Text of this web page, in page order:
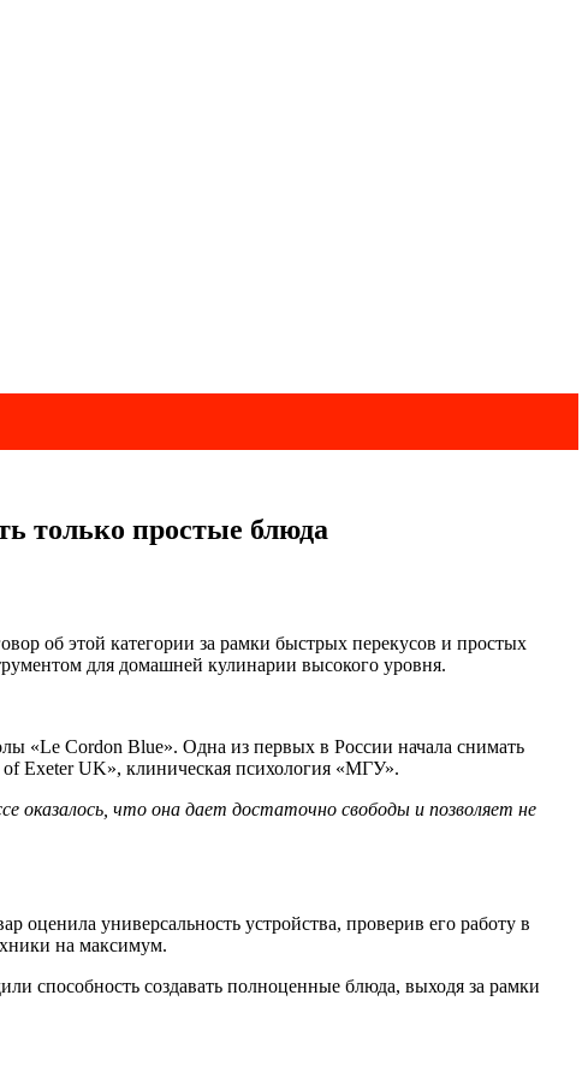
только простые блюда
об этой категории за рамки быстрых перекусов и простых
для домашней кулинарии высокого уровня.
«Le Cordon Blue». Одна из первых в России начала снимать
Exeter UK», клиническая психология «МГУ».
оказалось, что она дает достаточно свободы и позволяет не
универсальность устройства, проверив его работу в
на максимум.
способность создавать полноценные блюда, выходя за рамки